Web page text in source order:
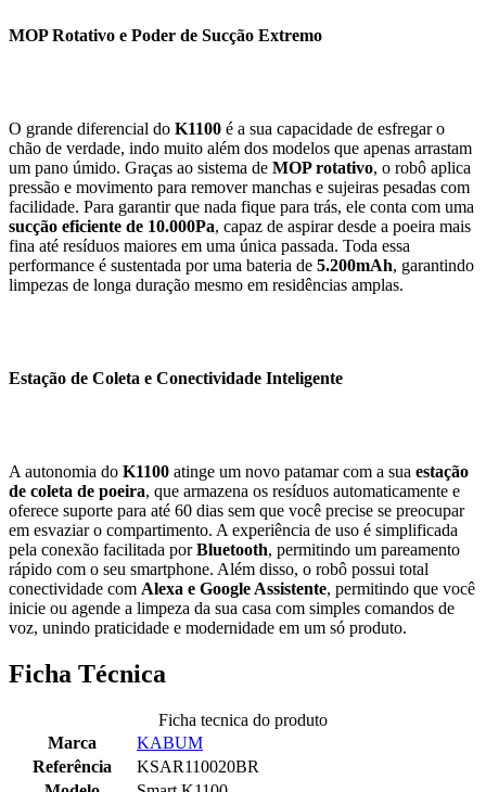
MOP Rotativo e Poder de Sucção Extremo
O grande diferencial do K1100 é a sua capacidade de esfregar o
chão de verdade, indo muito além dos modelos que apenas arrastam
um pano úmido. Graças ao sistema de MOP rotativo, o robô aplica
pressão e movimento para remover manchas e sujeiras pesadas com
facilidade. Para garantir que nada fique para trás, ele conta com uma
sucção eficiente de 10.000Pa, capaz de aspirar desde a poeira mais
fina até resíduos maiores em uma única passada. Toda essa
performance é sustentada por uma bateria de 5.200mAh, garantindo
limpezas de longa duração mesmo em residências amplas.
Estação de Coleta e Conectividade Inteligente
A autonomia do K1100 atinge um novo patamar com a sua estação
de coleta de poeira, que armazena os resíduos automaticamente e
oferece suporte para até 60 dias sem que você precise se preocupar
em esvaziar o compartimento. A experiência de uso é simplificada
pela conexão facilitada porBluetooth, permitindo um pareamento
rápido com o seu smartphone. Além disso, o robô possui total
conectividade com Alexa e Google Assistente, permitindo que você
inicie ou agende a limpeza da sua casa com simples comandos de
voz, unindo praticidade e modernidade em um só produto.
Ficha Técnica
Ficha tecnica do produto
Marca
KABUM
Referência
KSAR110020BR